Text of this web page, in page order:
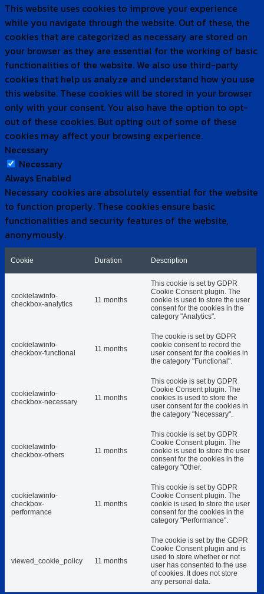
This website uses cookies to improve your experience
while you navigate through the website. Out of these, the
cookies that are categorized as necessary are stored on
your browser as they are essential for the working of basic
functionalities of the website. We also use third-party
cookies that help us analyze and understand how you use
this website. These cookies will be stored in your browser
only with your consent. You also have the option to opt-
out of these cookies. But opting out of some of these
cookies may affect your browsing experience.
Necessary
Necessary
Always Enabled
Necessary cookies are absolutely essential for the website
to function properly. These cookies ensure basic
functionalities and security features of the website,
anonymously.
Cookie Duration Description
cookielawinfo-
checkbox-analytics
11 months
This cookie is set by GDPR
Cookie Consent plugin. The
cookie is used to store the user
consent for the cookies in the
category "Analytics".
cookielawinfo-
checkbox-functional
11 months
The cookie is set by GDPR
cookie consent to record the
user consent for the cookies in
the category "Functional".
cookielawinfo-
checkbox-necessary
11 months
This cookie is set by GDPR
Cookie Consent plugin. The
cookies is used to store the
user consent for the cookies in
the category "Necessary".
cookielawinfo-
checkbox-others
11 months
This cookie is set by GDPR
Cookie Consent plugin. The
cookie is used to store the user
consent for the cookies in the
category "Other.
cookielawinfo-
checkbox-
performance
11 months
This cookie is set by GDPR
Cookie Consent plugin. The
cookie is used to store the user
consent for the cookies in the
category "Performance".
viewed_cookie_policy 11 months
The cookie is set by the GDPR
Cookie Consent plugin and is
used to store whether or not
user has consented to the use
of cookies. It does not store
any personal data.